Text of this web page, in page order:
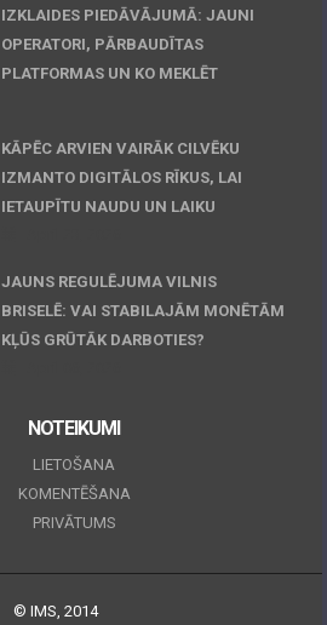
IZKLAIDES PIEDĀVĀJUMĀ: JAUNI
OPERATORI, PĀRBAUDĪTAS
PLATFORMAS UN KO MEKLĒT
KĀPĒC ARVIEN VAIRĀK CILVĒKU
IZMANTO DIGITĀLOS RĪKUS, LAI
IETAUPĪTU NAUDU UN LAIKU
JAUNS REGULĒJUMA VILNIS
BRISELĒ: VAI STABILAJĀM MONĒTĀM
KĻŪS GRŪTĀK DARBOTIES?
NOTEIKUMI
LIETOŠANA
KOMENTĒŠANA
PRIVĀTUMS
© IMS, 2014